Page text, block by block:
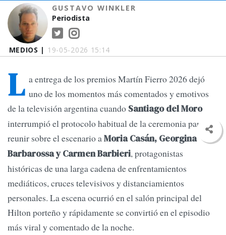
MEDIOS | 19-05-2026 15:14
GUSTAVO WINKLER
Periodista
L a entrega de los premios Martín Fierro 2026 dejó
uno de los momentos más comentados y emotivos
de la televisión argentina cuando Santiago del Moro
interrumpió el protocolo habitual de la ceremonia para
reunir sobre el escenario aMoria Casán, Georgina
Barbarossa y Carmen Barbieri, protagonistas
históricas de una larga cadena de enfrentamientos
mediáticos, cruces televisivos y distanciamientos
personales. La escena ocurrió en el salón principal del
Hilton porteño y rápidamente se convirtió en el episodio
más viral y comentado de la noche.